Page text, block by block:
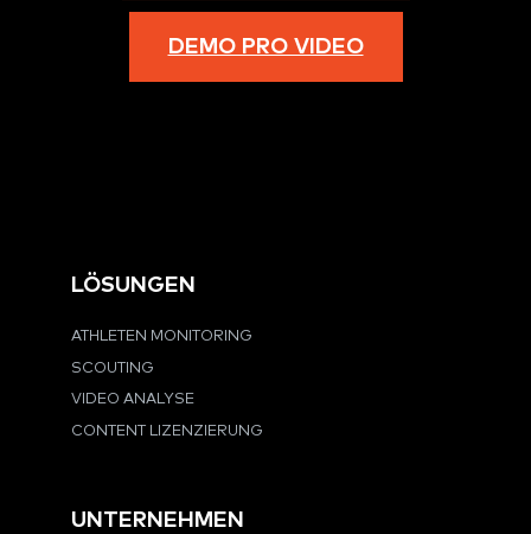
DEMO PRO VIDEO
LÖSUNGEN
ATHLETEN MONITORING
SCOUTING
VIDEO ANALYSE
CONTENT LIZENZIERUNG
UNTERNEHMEN